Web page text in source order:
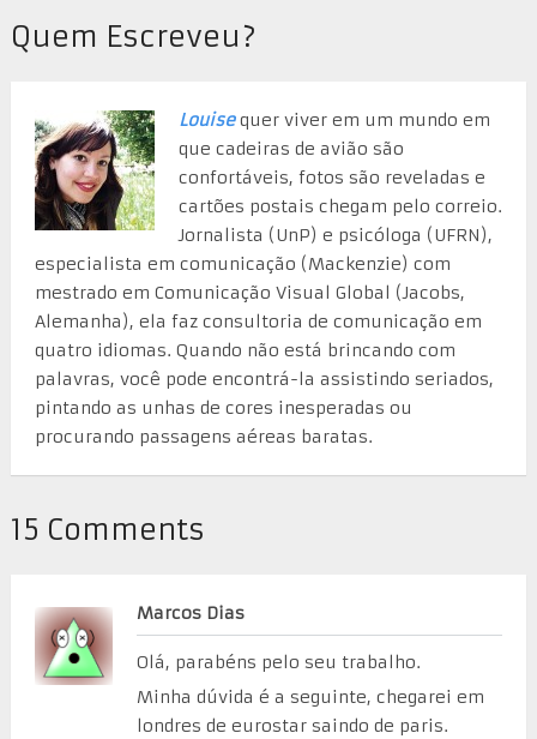
Quem Escreveu?
Louisequer viver em um mundo em
que cadeiras de avião são
confortáveis, fotos são reveladas e
cartões postais chegam pelo correio.
Jornalista (UnP) e psicóloga (UFRN),
especialista em comunicação (Mackenzie) com
mestrado em Comunicação Visual Global (Jacobs,
Alemanha), ela faz consultoria de comunicação em
quatro idiomas. Quando não está brincando com
palavras, você pode encontrá-la assistindo seriados,
pintando as unhas de cores inesperadas ou
procurando passagens aéreas baratas.
15 Comments
Marcos Dias
Olá, parabéns pelo seu trabalho.
Minha dúvida é a seguinte, chegarei em
londres de eurostar saindo de paris.